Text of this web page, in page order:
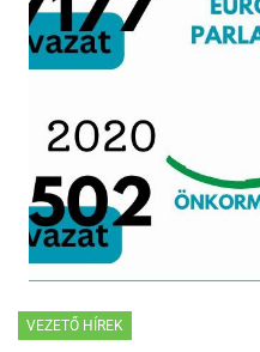
VEZETŐ HÍREK